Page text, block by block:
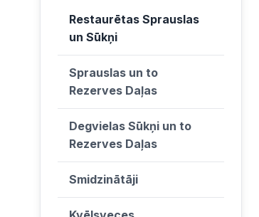
Restaurētas Sprauslas
un Sūkņi
Sprauslas un to
Rezerves Daļas
Degvielas Sūkņi un to
Rezerves Daļas
Smidzinātāji